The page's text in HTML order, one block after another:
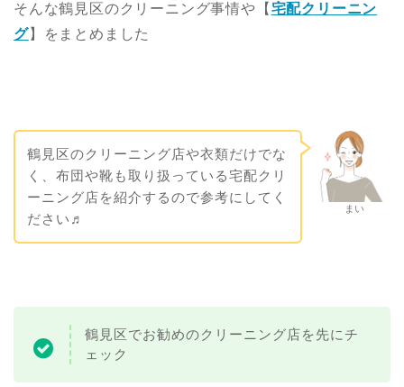
そんな鶴見区のクリーニング事情や【 宅配クリーニン
グ】をまとめました
まい
鶴見区のクリーニング店や衣類だけでな
く、布団や靴も取り扱っている宅配クリ
ーニング店を紹介するので参考にしてく
ださい♬
鶴見区でお勧めのクリーニング店を先にチ
ェック